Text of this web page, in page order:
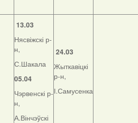
13.03
Нясвіжскі р-
н,
С.Шакала
05.04
Чэрвенскі р-
н,
А.Вінчэўскі
24.03
Жыткавіцкі
р-н,
І.Самусенка